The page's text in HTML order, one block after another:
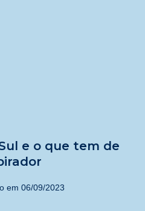
e o que tem de
em 06/09/2023